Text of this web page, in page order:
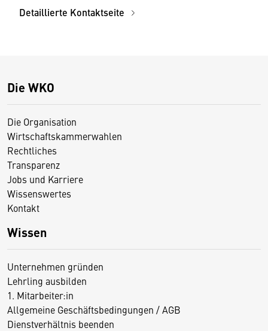
Detaillierte Kontaktseite
Die WKO
Die Organisation
Wirtschaftskammerwahlen
Rechtliches
Transparenz
Jobs und Karriere
Wissenswertes
Kontakt
Wissen
Unternehmen gründen
Lehrling ausbilden
1. Mitarbeiter:in
Allgemeine Geschäftsbedingungen / AGB
Dienstverhältnis beenden